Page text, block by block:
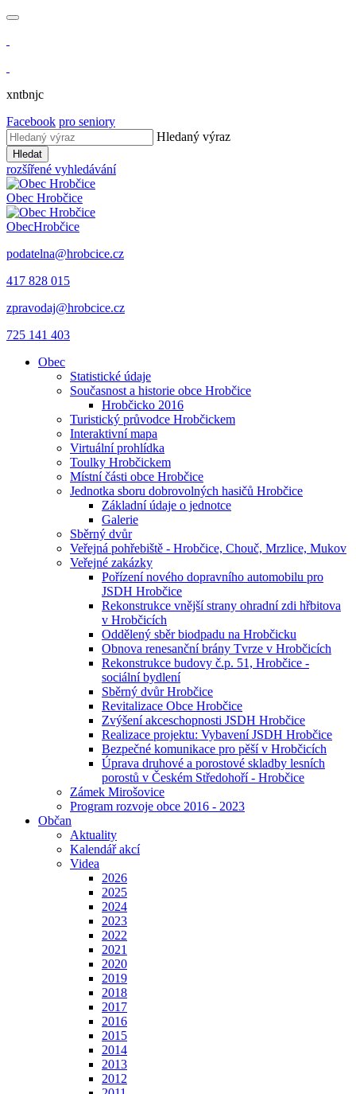
xntbnjc
Facebook pro seniory
Hledaný výraz
Hledat
rozšířené vyhledávání
Obec Hrobčice
ObecHrobčice
podatelna@hrobcice.cz
417 828 015
zpravodaj@hrobcice.cz
725 141 403
Obec
Statistické údaje
Současnost a historie obce Hrobčice
Hrobčicko 2016
Turistický průvodce Hrobčickem
Interaktivní mapa
Virtuální prohlídka
Toulky Hrobčickem
Místní části obce Hrobčice
Jednotka sboru dobrovolných hasičů Hrobčice
Základní údaje o jednotce
Galerie
Sběrný dvůr
Veřejná pohřebiště - Hrobčice, Chouč, Mrzlice, Mukov
Veřejné zakázky
Pořízení nového dopravního automobilu pro
JSDH Hrobčice
Rekonstrukce vnější strany ohradní zdi hřbitova
v Hrobčicích
Oddělený sběr biodpadu na Hrobčicku
Obnova renesanční brány Tvrze v Hrobčicích
Rekonstrukce budovy č.p. 51, Hrobčice -
sociální bydlení
Sběrný dvůr Hrobčice
Revitalizace Obce Hrobčice
Zvýšení akceschopnosti JSDH Hrobčice
Realizace projektu: Vybavení JSDH Hrobčice
Bezpečné komunikace pro pěší v Hrobčicích
Úprava druhové a porostové skladby lesních
porostů v Českém Středohoří - Hrobčice
Zámek Mirošovice
Program rozvoje obce 2016 - 2023
Občan
Aktuality
Kalendář akcí
Videa
2026
2025
2024
2023
2022
2021
2020
2019
2018
2017
2016
2015
2014
2013
2012